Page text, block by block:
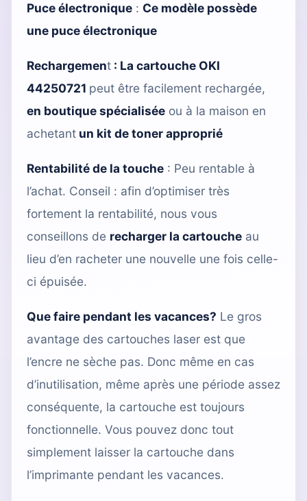
Puce électronique : Ce modèle possède
une puce électronique
Rechargement : La cartouche OKI
44250721 peut être facilement rechargée,
en boutique spécialisée ou à la maison en
achetant un kit de toner approprié
Rentabilité de la touche : Peu rentable à
l’achat. Conseil : afin d’optimiser très
fortement la rentabilité, nous vous
conseillons de recharger la cartouche au
lieu d’en racheter une nouvelle une fois celle-
ci épuisée.
Que faire pendant les vacances? Le gros
avantage des cartouches laser est que
l’encre ne sèche pas. Donc même en cas
d’inutilisation, même après une période assez
conséquente, la cartouche est toujours
fonctionnelle. Vous pouvez donc tout
simplement laisser la cartouche dans
l’imprimante pendant les vacances.